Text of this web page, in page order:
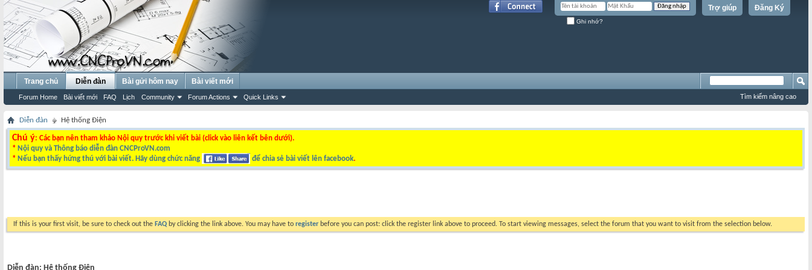
Đăng Ký
Trợ giúp
Ghi nhớ?
Trang chủ Diễn đàn
Forum Home Bài viết mới FAQ Lịch Community Forum Actions Quick Links
Bài gửi hôm nay Bài viết mới
Tìm kiếm nâng cao
Diễn đàn Hệ thống Điện
Chú ý: Các bạn nên tham khảo Nội quy trước khi viết bài (click vào liên kết bên dưới).
* Nội quy và Thông báo diễn đàn CNCProVN.com
* Nếu bạn thấy hứng thú với bài viết. Hãy dùng chức năng để chia sẻ bài viết lên facebook.
If this is your first visit, be sure to check out the FAQ by clicking the link above. You may have to register before you can post: click the register link above to proceed. To start viewing messages, select the forum that you want to visit from the selection below.
Diễn đàn: Hệ thống Điện